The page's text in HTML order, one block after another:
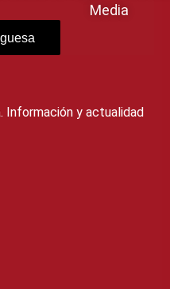
Media
Información y actualidad